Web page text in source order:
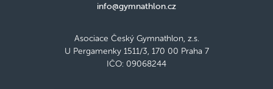
info@gymnathlon.cz
Asociace Český Gymnathlon, z.s.
U Pergamenky 1511/3, 170 00 Praha 7
IČO: 09068244